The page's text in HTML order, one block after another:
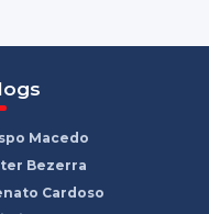
Macedo
Bezerra
Cardoso